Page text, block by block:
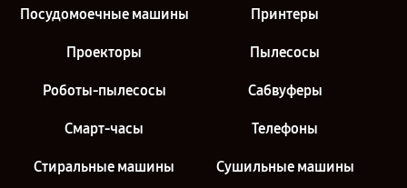
Посудомоечные машины Принтеры
Проекторы Пылесосы
Роботы-пылесосы Сабвуферы
Смарт-часы Телефоны
Стиральные машины Сушильные машины